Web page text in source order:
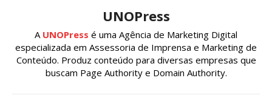
UNOPress
A UNOPress é uma Agência de Marketing Digital
especializada em Assessoria de Imprensa e Marketing de
Conteúdo. Produz conteúdo para diversas empresas que
buscam Page Authority e Domain Authority.